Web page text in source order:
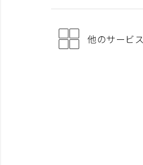
他のサービス